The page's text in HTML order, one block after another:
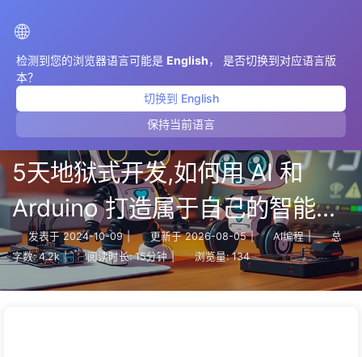
🌐
检测到您的浏览器语言可能是 English， 是否切换到对应语言版
本？
切换到 English
保持当前语言
【小白也能学】从挫败到突破，
5天地狱式开发,如何用 AI 和
Arduino 打造属于自己的智能桌
宠？——慢慢学AI144
发表于 2024-10-09 | 更新于 2026-08-05 | AI编程 |
总
字数: 4.2k | 阅读时长: 15分钟 | 浏览量: 134